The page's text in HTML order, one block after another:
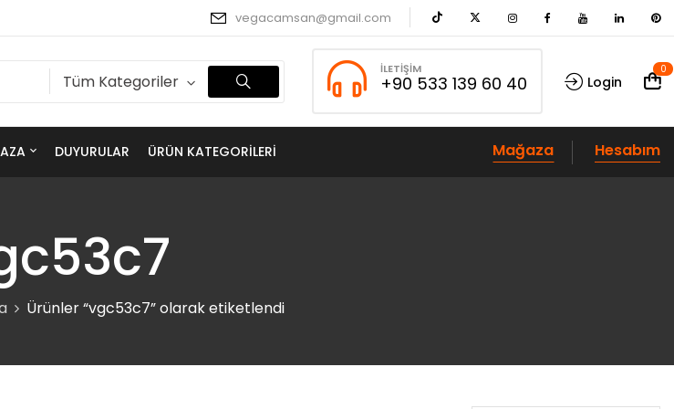
vegacamsan@gmail.com
Tüm Kategoriler
İLETIŞIM
+90 533 139 60 40 Login
0
DUYURULAR ÜRÜN KATEGORILERI Mağaza Hesabım
Ürünler “vgc53c7” olarak etiketlendi